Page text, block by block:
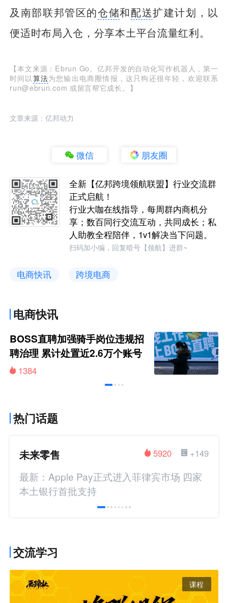
及南部联邦管区的仓储和配送扩建计划，以
便适时布局入仓，分享本土平台流量红利。
【本文来源：Ebrun Go。亿邦开发的自动化写作机器人，第一
时间以 算法为您输出电商圈情报，这只狗还很年轻，欢迎联系
run@ebrun.com 或留言帮它成长。】
文章来源：亿邦动力
微信 朋友圈
全新【亿邦跨境领航联盟】行业交流群
正式启航！
行业大咖在线指导，每周群内商机分
享；数百同行交流互动，共同成长；私
人助教全程陪伴，1v1解决当下问题。
扫码加小编，回复暗号【领航】进群~
电商快讯 跨境电商
电商快讯
BOSS直聘加强骑手岗位违规招
聘治理 累计处置近2.6万个账号
1384
热门话题
未来零售 +149
5920
最新：Apple Pay正式进入菲律宾市场 四家
本土银行首批支持
交流学习
课程